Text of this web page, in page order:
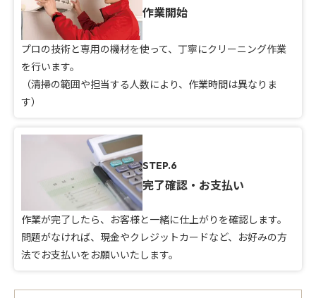
作業開始
プロの技術と専用の機材を使って、丁寧にクリーニング作業
を行います。
（清掃の範囲や担当する人数により、作業時間は異なりま
す）
STEP.6
完了確認・お支払い
作業が完了したら、お客様と一緒に仕上がりを確認します。
問題がなければ、現金やクレジットカードなど、お好みの方
法でお支払いをお願いいたします。